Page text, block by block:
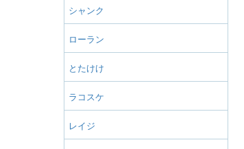
シャンク
ローラン
とたけけ
ラコスケ
レイジ